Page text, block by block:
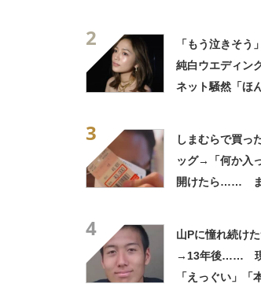
2
「もう泣きそう
純白ウエディン
ネット騒然「ほ
3
しまむらで買っ
ッグ→「何か入
開けたら…… ま
4
山Pに憧れ続け
→13年後…… 現
「えっぐい」「